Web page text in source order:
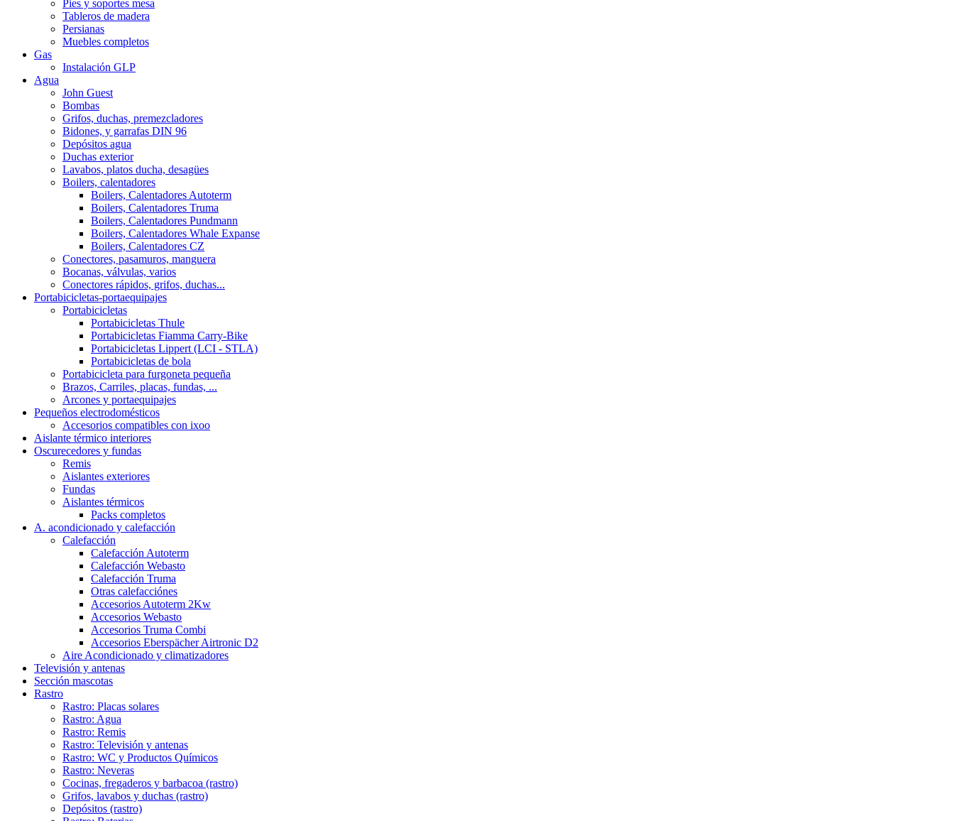
Pies y soportes mesa
Tableros de madera
Persianas
Muebles completos
Gas
Instalación GLP
Agua
John Guest
Bombas
Grifos, duchas, premezcladores
Bidones, y garrafas DIN 96
Depósitos agua
Duchas exterior
Lavabos, platos ducha, desagües
Boilers, calentadores
Boilers, Calentadores Autoterm
Boilers, Calentadores Truma
Boilers, Calentadores Pundmann
Boilers, Calentadores Whale Expanse
Boilers, Calentadores CZ
Conectores, pasamuros, manguera
Bocanas, válvulas, varios
Conectores rápidos, grifos, duchas...
Portabicicletas-portaequipajes
Portabicicletas
Portabicicletas Thule
Portabicicletas Fiamma Carry-Bike
Portabicicletas Lippert (LCI - STLA)
Portabicicletas de bola
Portabicicleta para furgoneta pequeña
Brazos, Carriles, placas, fundas, ...
Arcones y portaequipajes
Pequeños electrodomésticos
Accesorios compatibles con ixoo
Aislante térmico interiores
Oscurecedores y fundas
Remis
Aislantes exteriores
Fundas
Aislantes térmicos
Packs completos
A. acondicionado y calefacción
Calefacción
Calefacción Autoterm
Calefacción Webasto
Calefacción Truma
Otras calefacciónes
Accesorios Autoterm 2Kw
Accesorios Webasto
Accesorios Truma Combi
Accesorios Eberspächer Airtronic D2
Aire Acondicionado y climatizadores
Televisión y antenas
Sección mascotas
Rastro
Rastro: Placas solares
Rastro: Agua
Rastro: Remis
Rastro: Televisión y antenas
Rastro: WC y Productos Químicos
Rastro: Neveras
Cocinas, fregaderos y barbacoa (rastro)
Grifos, lavabos y duchas (rastro)
Depósitos (rastro)